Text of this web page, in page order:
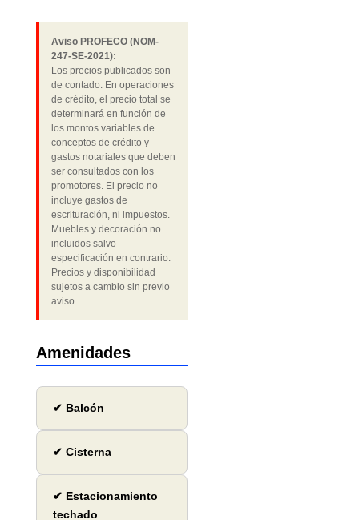
Aviso PROFECO (NOM-
247-SE-2021):
Los precios publicados son
de contado. En operaciones
de crédito, el precio total se
determinará en función de
los montos variables de
conceptos de crédito y
gastos notariales que deben
ser consultados con los
promotores. El precio no
incluye gastos de
escrituración, ni impuestos.
Muebles y decoración no
incluidos salvo
especificación en contrario.
Precios y disponibilidad
sujetos a cambio sin previo
aviso.
Amenidades
✔ Balcón
✔ Cisterna
✔ Estacionamiento
techado